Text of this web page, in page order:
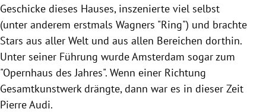
Geschicke dieses Hauses, inszenierte viel selbst
(unter anderem erstmals Wagners "Ring") und brachte
Stars aus aller Welt und aus allen Bereichen dorthin.
Unter seiner Führung wurde Amsterdam sogar zum
"Opernhaus des Jahres". Wenn einer Richtung
Gesamtkunstwerk drängte, dann war es in dieser Zeit
Pierre Audi.